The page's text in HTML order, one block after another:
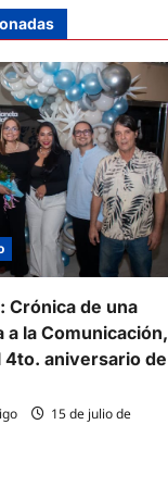
Crónica de una
a la Comunicación,
4to. aniversario de
15 de julio de